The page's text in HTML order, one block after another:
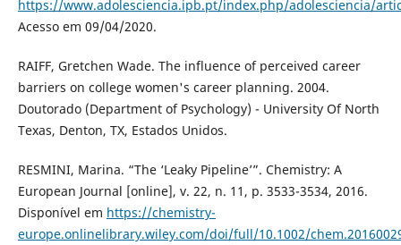
https://www.adolesciencia.ipb.pt/index.php/adolesciencia/
Acesso em 09/04/2020.
RAIFF, Gretchen Wade. The influence of perceived career
barriers on college women's career planning. 2004.
Doutorado (Department of Psychology) - University Of North
Texas, Denton, TX, Estados Unidos.
RESMINI, Marina. “The ‘Leaky Pipeline’”. Chemistry: A
European Journal [online], v. 22, n. 11, p. 3533-3534, 2016.
Disponível em https://chemistry-
europe.onlinelibrary.wiley.com/doi/full/10.1002/